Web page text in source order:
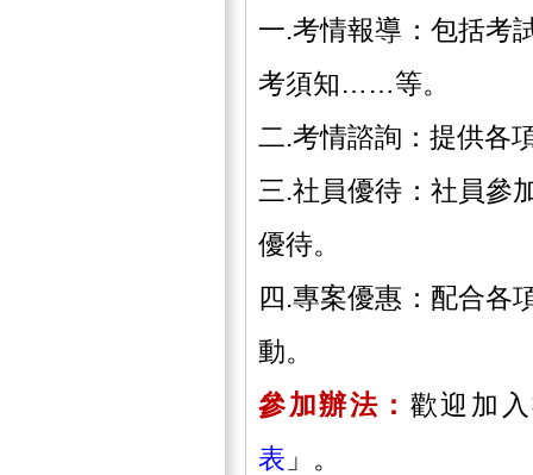
一.考情報導：包括考
考須知……等。
二.考情諮詢：提供各
三.社員優待：社員參
優待。
四.專案優惠：配合各
動。
參加辦法： 歡迎加
表 」。